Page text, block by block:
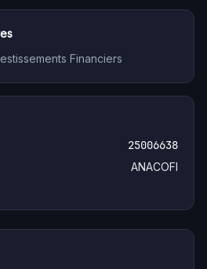
Financiers
25006638
ANACOFI